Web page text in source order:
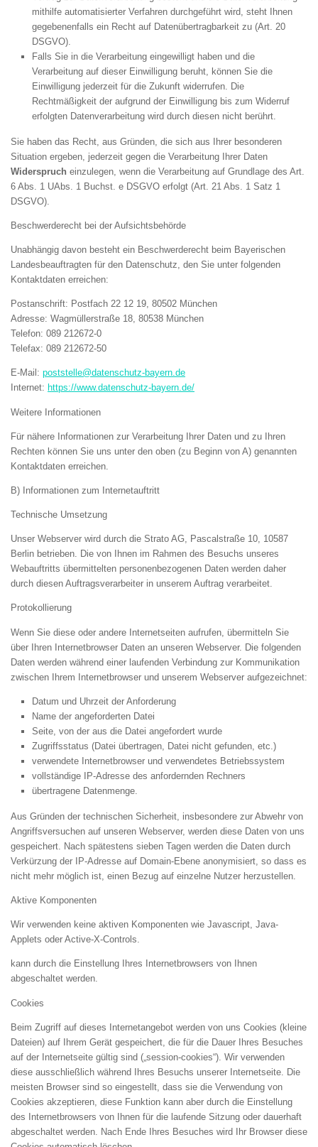
mithilfe automatisierter Verfahren durchgeführt wird, steht Ihnen
gegebenenfalls ein Recht auf Datenübertragbarkeit zu (Art. 20
DSGVO).
Falls Sie in die Verarbeitung eingewilligt haben und die
Verarbeitung auf dieser Einwilligung beruht, können Sie die
Einwilligung jederzeit für die Zukunft widerrufen. Die
Rechtmäßigkeit der aufgrund der Einwilligung bis zum Widerruf
erfolgten Datenverarbeitung wird durch diesen nicht berührt.
Sie haben das Recht, aus Gründen, die sich aus Ihrer besonderen
Situation ergeben, jederzeit gegen die Verarbeitung Ihrer Daten
Widerspruch einzulegen, wenn die Verarbeitung auf Grundlage des Art.
6 Abs. 1 UAbs. 1 Buchst. e DSGVO erfolgt (Art. 21 Abs. 1 Satz 1
DSGVO).
Beschwerderecht bei der Aufsichtsbehörde
Unabhängig davon besteht ein Beschwerderecht beim Bayerischen
Landesbeauftragten für den Datenschutz, den Sie unter folgenden
Kontaktdaten erreichen:
Postanschrift: Postfach 22 12 19, 80502 München
Adresse: Wagmüllerstraße 18, 80538 München
Telefon: 089 212672-0
Telefax: 089 212672-50
E-Mail: poststelle@datenschutz-bayern.de
Internet: https://www.datenschutz-bayern.de/
Weitere Informationen
Für nähere Informationen zur Verarbeitung Ihrer Daten und zu Ihren
Rechten können Sie uns unter den oben (zu Beginn von A) genannten
Kontaktdaten erreichen.
B) Informationen zum Internetauftritt
Technische Umsetzung
Unser Webserver wird durch die Strato AG, Pascalstraße 10, 10587
Berlin betrieben. Die von Ihnen im Rahmen des Besuchs unseres
Webauftritts übermittelten personenbezogenen Daten werden daher
durch diesen Auftragsverarbeiter in unserem Auftrag verarbeitet.
Protokollierung
Wenn Sie diese oder andere Internetseiten aufrufen, übermitteln Sie
über Ihren Internetbrowser Daten an unseren Webserver. Die folgenden
Daten werden während einer laufenden Verbindung zur Kommunikation
zwischen Ihrem Internetbrowser und unserem Webserver aufgezeichnet:
Datum und Uhrzeit der Anforderung
Name der angeforderten Datei
Seite, von der aus die Datei angefordert wurde
Zugriffsstatus (Datei übertragen, Datei nicht gefunden, etc.)
verwendete Internetbrowser und verwendetes Betriebssystem
vollständige IP-Adresse des anfordernden Rechners
übertragene Datenmenge.
Aus Gründen der technischen Sicherheit, insbesondere zur Abwehr von
Angriffsversuchen auf unseren Webserver, werden diese Daten von uns
gespeichert. Nach spätestens sieben Tagen werden die Daten durch
Verkürzung der IP-Adresse auf Domain-Ebene anonymisiert, so dass es
nicht mehr möglich ist, einen Bezug auf einzelne Nutzer herzustellen.
Aktive Komponenten
Wir verwenden keine aktiven Komponenten wie Javascript, Java-
Applets oder Active-X-Controls.
kann durch die Einstellung Ihres Internetbrowsers von Ihnen
abgeschaltet werden.
Cookies
Beim Zugriff auf dieses Internetangebot werden von uns Cookies (kleine
Dateien) auf Ihrem Gerät gespeichert, die für die Dauer Ihres Besuches
auf der Internetseite gültig sind („session-cookies“). Wir verwenden
diese ausschließlich während Ihres Besuchs unserer Internetseite. Die
meisten Browser sind so eingestellt, dass sie die Verwendung von
Cookies akzeptieren, diese Funktion kann aber durch die Einstellung
des Internetbrowsers von Ihnen für die laufende Sitzung oder dauerhaft
abgeschaltet werden. Nach Ende Ihres Besuches wird Ihr Browser diese